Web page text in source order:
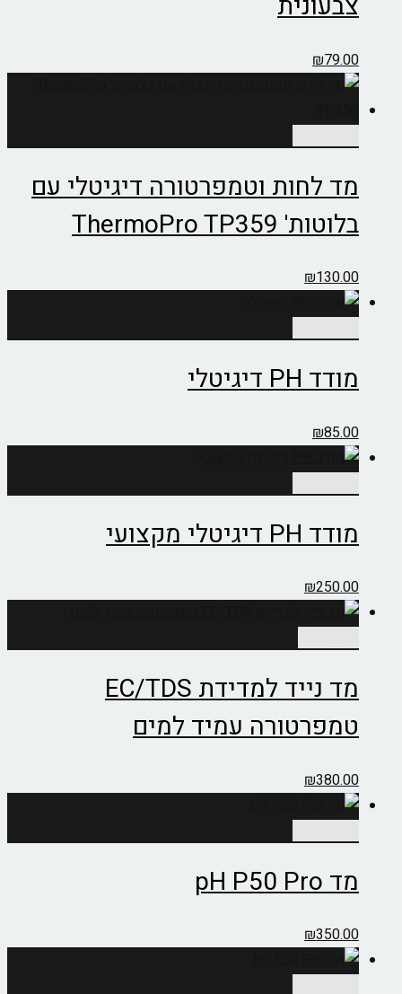
₪79.00
מד לחות וטמפרטורה דיגיטלי עם
בלוטות' ThermoPro TP359
₪130.00
מודד PH דיגיטלי
₪85.00
מודד PH דיגיטלי מקצועי
₪250.00
מד נייד למדידת EC/TDS
טמפרטורה עמיד למים
₪380.00
מד pH P50 Pro
₪350.00